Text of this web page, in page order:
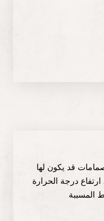
قد يكون لها
درجة الحرارة